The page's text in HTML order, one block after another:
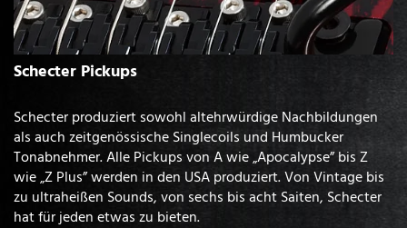
Schecter Pickups
Schecter produziert sowohl altehrwürdige Nachbildungen
als auch zeitgenössische Singlecoils und Humbucker
Tonabnehmer. Alle Pickups von A wie „Apocalypse” bis Z
wie „Z Plus” werden in den USA produziert. Von Vintage bis
zu ultraheißen Sounds, von sechs bis acht Saiten, Schecter
hat für jeden etwas zu bieten.